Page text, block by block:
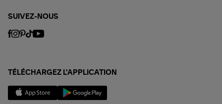
SUIVEZ-NOUS
TÉLÉCHARGEZ L'APPLICATION